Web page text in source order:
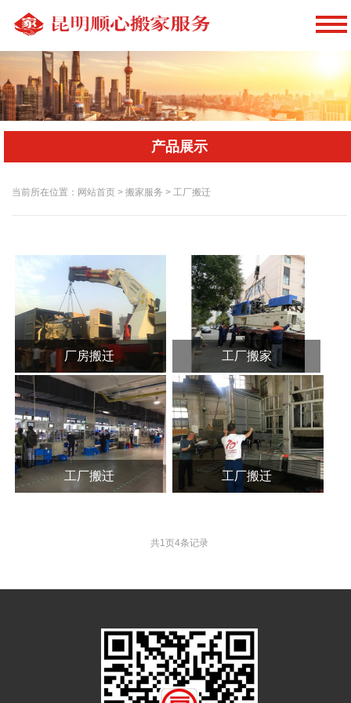
产品展示
当前所在位置：网站首页 > 搬家服务 > 工厂搬迁
厂房搬迁 工厂搬家
工厂搬迁 工厂搬迁
共1页4条记录